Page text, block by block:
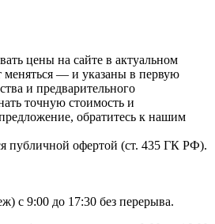
цены на сайте в актуальном
меняться — и указаны в первую
и предварительного
точную стоимость и
обратитесь к нашим
публичной офертой (ст. 435 ГК РФ).
с 9:00 до 17:30 без перерыва.